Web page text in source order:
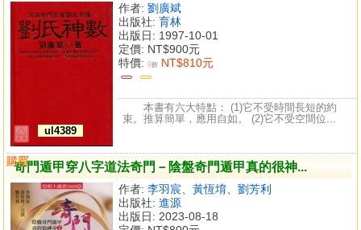
ul4389
作者: 劉廣斌
出版社: 育林
出版日: 1997-10-01
定價: NT$900元
特價: 9折 NT$810元
本書有六大特點： (1)它不受時間長短的約
束。推算簡單，應用自如。 (2)它不受空間位...
奇門遁甲穿八字道法奇門－陰盤奇門遁甲真的很神...
作者: 李羽宸、黃恆堉、劉芳利
出版社: 進源
出版日: 2023-08-18
購買
比較